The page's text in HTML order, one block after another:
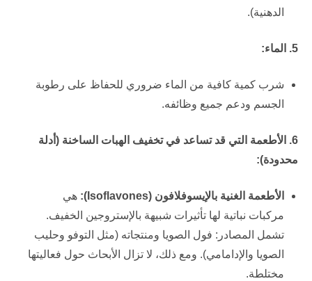
الدهنية).
5. الماء:
شرب كمية كافية من الماء ضروري للحفاظ على رطوبة
الجسم ودعم جميع وظائفه.
6. الأطعمة التي قد تساعد في تخفيف الهبات الساخنة (أدلة
محدودة):
الأطعمة الغنية بالإيسوفلافون (Isoflavones
): هي
مركبات نباتية لها تأثيرات شبيهة بالإستروجين الخفيف.
تشمل المصادر: فول الصويا ومنتجاته (مثل التوفو وحليب
الصويا والإدامامي). ومع ذلك، لا تزال الأبحاث حول فعاليتها
مختلطة.